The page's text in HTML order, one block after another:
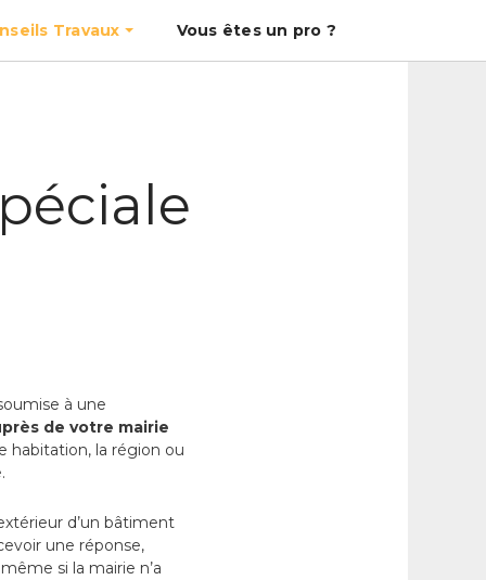
Travaux Vous êtes un pro ?
à une
de votre mairie
habitation, la région ou
d’un bâtiment
une réponse,
si la mairie n’a